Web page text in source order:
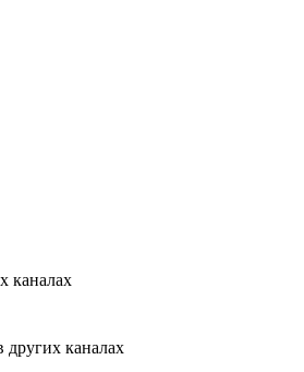
каналах
каналах